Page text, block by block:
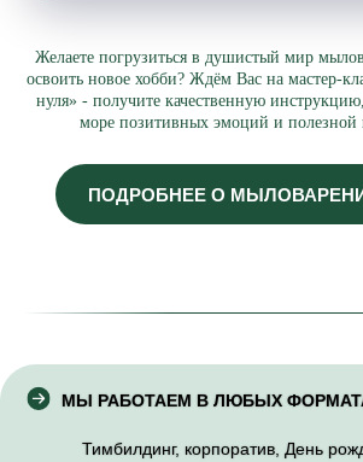
Желаете погрузиться в душистый мир
освоить новое хобби? Ждём Вас на мастер-
нуля» - получите качественную
море позитивных эмоций и
ПОДРОБНЕЕ О
МЫ РАБОТАЕМ В ЛЮБЫХ
Тимбилдинг, корпоратив, День